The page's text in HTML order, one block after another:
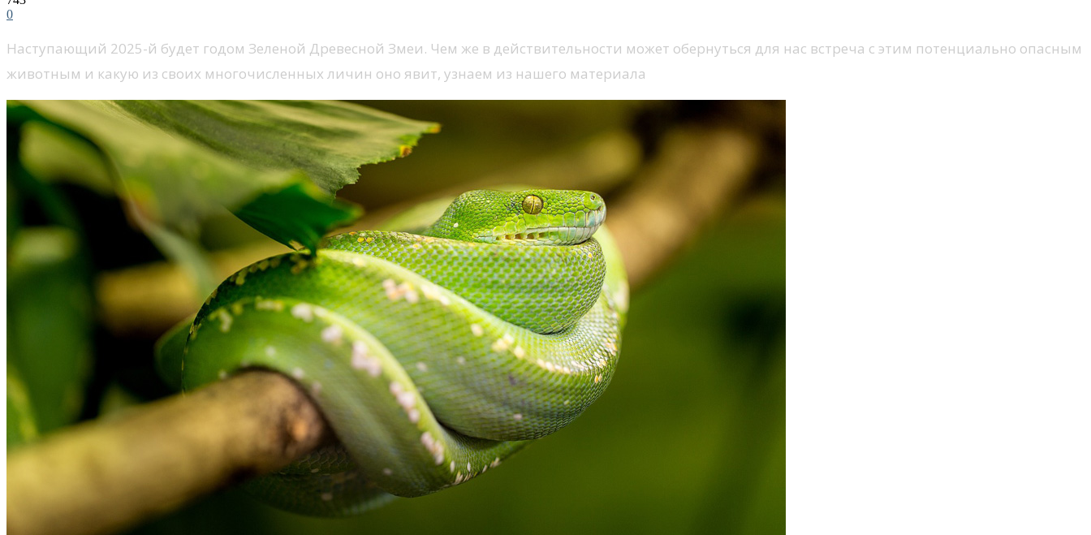
0
Наступающий 2025-й будет годом Зеленой Древесной Змеи. Чем же в действительности может обернуться для нас встреча с этим потенциально опасным
животным и какую из своих многочисленных личин оно явит, узнаем из нашего материала